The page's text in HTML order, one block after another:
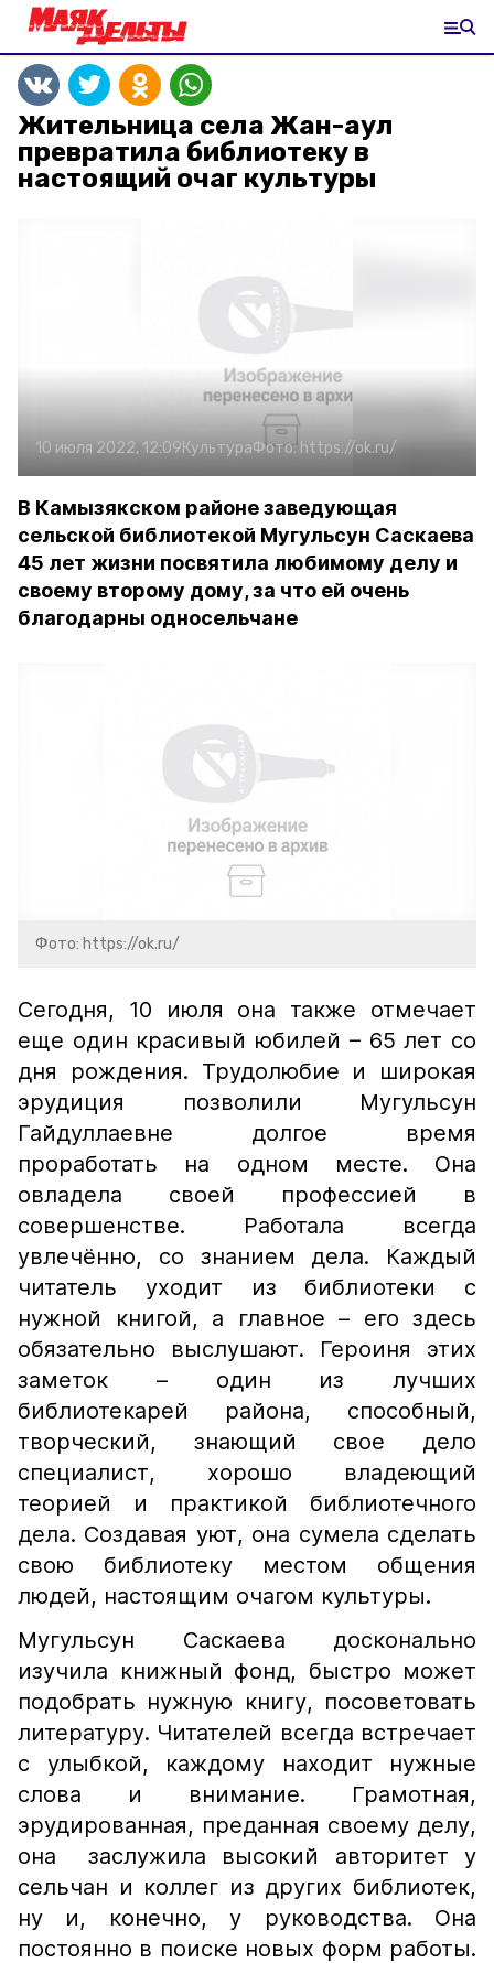
Жительница села Жан-аул
превратила библиотеку в
настоящий очаг культуры
10 июля 2022, 12:09КультураФото: https://ok.ru/
В Камызякском районе заведующая
сельской библиотекой Мугульсун Саскаева
45 лет жизни посвятила любимому делу и
своему второму дому, за что ей очень
благодарны односельчане
Фото: https://ok.ru/
Сегодня, 10 июля она также отмечает
еще один красивый юбилей – 65 лет со
дня рождения. Трудолюбие и широкая
эрудиция позволили Мугульсун
Гайдуллаевне долгое время
проработать на одном месте. Она
овладела своей профессией в
совершенстве. Работала всегда
увлечённо, со знанием дела. Каждый
читатель уходит из библиотеки с
нужной книгой, а главное – его здесь
обязательно выслушают. Героиня этих
заметок – один из лучших
библиотекарей района, способный,
творческий, знающий свое дело
специалист, хорошо владеющий
теорией и практикой библиотечного
дела. Создавая уют, она сумела сделать
свою библиотеку местом общения
людей, настоящим очагом культуры.
Мугульсун Саскаева досконально
изучила книжный фонд, быстро может
подобрать нужную книгу, посоветовать
литературу. Читателей всегда встречает
с улыбкой, каждому находит нужные
слова и внимание. Грамотная,
эрудированная, преданная своему делу,
она заслужила высокий авторитет у
сельчан и коллег из других библиотек,
ну и, конечно, у руководства. Она
постоянно в поиске новых форм работы.